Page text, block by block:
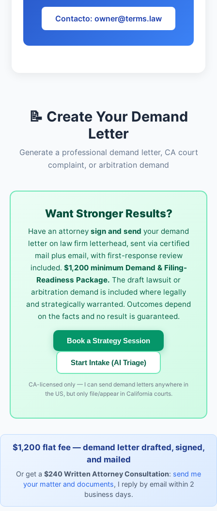
Contacto: owner@terms.law
📝 Create Your Demand
Letter
Generate a professional demand letter, CA court
complaint, or arbitration demand
Want Stronger Results?
Have an attorney sign and send your demand
letter on law firm letterhead, sent via certified
mail plus email, with first-response review
included. $1,200 minimum Demand & Filing-
Readiness Package. The draft lawsuit or
arbitration demand is included where legally
and strategically warranted. Outcomes depend
on the facts and no result is guaranteed.
Book a Strategy Session
Start Intake (AI Triage)
CA-licensed only — I can send demand letters anywhere in
the US, but only file/appear in California courts.
$1,200 flat fee — demand letter drafted, signed,
and mailed
Or get a $240 Written Attorney Consultation: send me
your matter and documents, I reply by email within 2
business days.